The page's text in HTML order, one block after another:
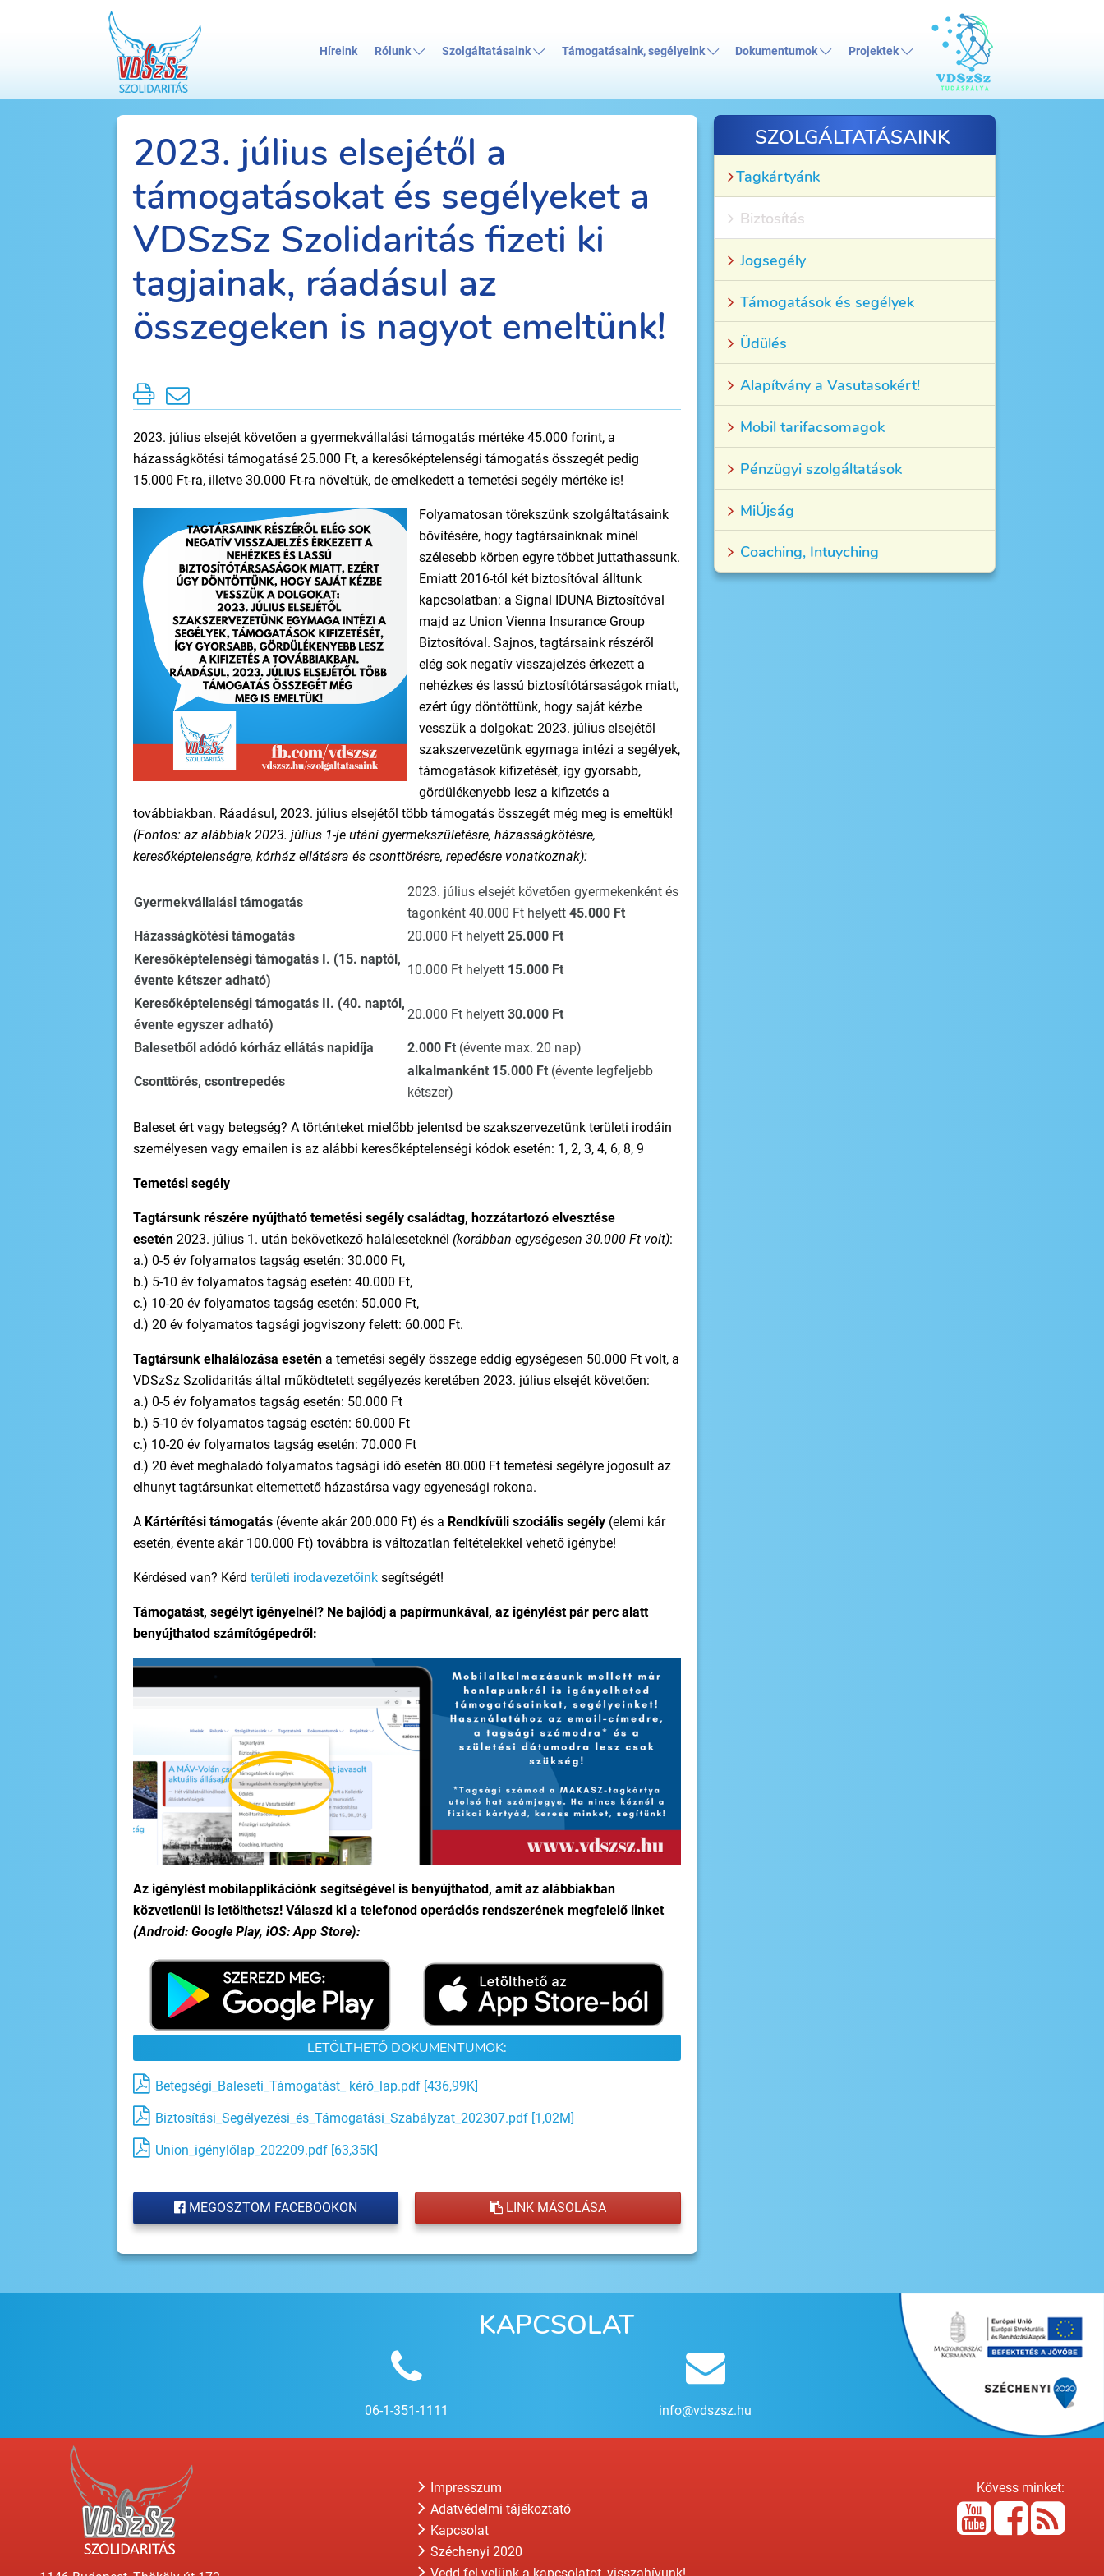
Híreink Rólunk Szolgáltatásaink Támogatásaink, segélyeink Dokumentumok Projektek
2023. július elsejétől a
támogatásokat és segélyeket a
VDSzSz Szolidaritás fizeti ki
tagjainak, ráadásul az
összegeken is nagyot emeltünk!
2023. július elsejét követően a gyermekvállalási támogatás mértéke 45.000 forint, a
házasságkötési támogatásé 25.000 Ft, a keresőképtelenségi támogatás összegét pedig
15.000 Ft-ra, illetve 30.000 Ft-ra növeltük, de emelkedett a temetési segély mértéke is!
Folyamatosan törekszünk szolgáltatásaink
bővítésére, hogy tagtársainknak minél
szélesebb körben egyre többet juttathassunk.
Emiatt 2016-tól két biztosítóval álltunk
kapcsolatban: a Signal IDUNA Biztosítóval
majd az Union Vienna Insurance Group
Biztosítóval. Sajnos, tagtársaink részéről
elég sok negatív visszajelzés érkezett a
nehézkes és lassú biztosítótársaságok miatt,
ezért úgy döntöttünk, hogy saját kézbe
vesszük a dolgokat: 2023. július elsejétől
szakszervezetünk egymaga intézi a segélyek,
támogatások kifizetését, így gyorsabb,
gördülékenyebb lesz a kifizetés a
továbbiakban. Ráadásul, 2023. július elsejétől több támogatás összegét még meg is emeltük!
(Fontos: az alábbiak 2023. július 1-je utáni gyermekszületésre, házasságkötésre,
keresőképtelenségre, kórház ellátásra és csonttörésre, repedésre vonatkoznak):
Gyermekvállalási támogatás
2023. július elsejét követően gyermekenként és
tagonként 40.000 Ft helyett45.000 Ft
Házasságkötési támogatás
20.000 Ft helyett25.000 Ft
Keresőképtelenségi támogatás I. (15. naptól,
évente kétszer adható)
10.000 Ft helyett 15.000 Ft
Keresőképtelenségi támogatás II. (40. naptól,
évente egyszer adható)
20.000 Ft helyett30.000 Ft
Balesetből adódó kórház ellátás napidíja 2.000 Ft (évente max. 20 nap)
Csonttörés, csontrepedés
alkalmanként 15.000 Ft (évente legfeljebb
kétszer)
Baleset ért vagy betegség? A történteket mielőbb jelentsd be szakszervezetünk területi irodáin
személyesen vagy emailen is az alábbi keresőképtelenségi kódok esetén: 1, 2, 3, 4, 6, 8, 9
Temetési segély
Tagtársunk részére nyújtható temetési segély családtag, hozzátartozó elvesztése
esetén 2023. július 1. után bekövetkező haláleseteknél (korábban egységesen 30.000 Ft volt):
a.) 0-5 év folyamatos tagság esetén: 30.000 Ft,
b.) 5-10 év folyamatos tagság esetén: 40.000 Ft,
c.) 10-20 év folyamatos tagság esetén: 50.000 Ft,
d.) 20 év folyamatos tagsági jogviszony felett: 60.000 Ft.
Tagtársunk elhalálozása esetén a temetési segély összege eddig egységesen 50.000 Ft volt, a
VDSzSz Szolidaritás által működtetett segélyezés keretében 2023. július elsejét követően:
a.) 0-5 év folyamatos tagság esetén: 50.000 Ft
b.) 5-10 év folyamatos tagság esetén: 60.000 Ft
c.) 10-20 év folyamatos tagság esetén: 70.000 Ft
d.) 20 évet meghaladó folyamatos tagsági idő esetén 80.000 Ft temetési segélyre jogosult az
elhunyt tagtársunkat eltemettető házastársa vagy egyenesági rokona.
A Kártérítési támogatás (évente akár 200.000 Ft) és a Rendkívüli szociális segély (elemi kár
esetén, évente akár 100.000 Ft) továbbra is változatlan feltételekkel vehető igénybe!
Kérdésed van? Kérd területi irodavezetőink segítségét!
Támogatást, segélyt igényelnél? Ne bajlódj a papírmunkával, az igénylést pár perc alatt
benyújthatod számítógépedről:
Az igénylést mobilapplikációnk segítségével is benyújthatod, amit az alábbiakban
közvetlenül is letölthetsz! Válaszd ki a telefonod operációs rendszerének megfelelő linket
(Android: Google Play, iOS: App Store):
LETÖLTHETŐ DOKUMENTUMOK:
Betegségi_Baleseti_Támogatást_ kérő_lap.pdf [436,99K]
Biztosítási_Segélyezési_és_Támogatási_Szabályzat_202307.pdf [1,02M]
Union_igénylőlap_202209.pdf [63,35K]
MEGOSZTOM FACEBOOKON LINK MÁSOLÁSA
SZOLGÁLTATÁSAINK
Tagkártyánk
Biztosítás
Jogsegély
Támogatások és segélyek
Üdülés
Alapítvány a Vasutasokért!
Mobil tarifacsomagok
Pénzügyi szolgáltatások
MiÚjság
Coaching, Intuyching
KAPCSOLAT
06-1-351-1111 info@vdszsz.hu
Impresszum
Adatvédelmi tájékoztató
Kapcsolat
Széchenyi 2020
Kövess minket: